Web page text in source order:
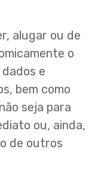
alugar ou de
o
e
bem como
seja para
ou, ainda,
de outros